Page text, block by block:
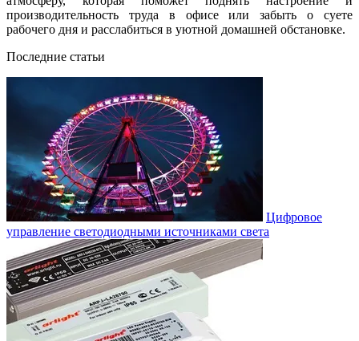
производительность труда в офисе или забыть о суете
рабочего дня и расслабиться в уютной домашней обстановке.
Последние статьи
Цифровое
управление светодиодными источниками света